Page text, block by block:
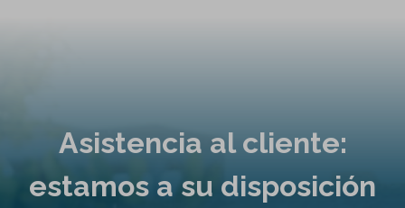
Asistencia al cliente:
estamos a su disposición